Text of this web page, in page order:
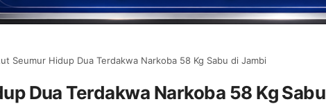
Seumur Hidup Dua Terdakwa Narkoba 58 Kg Sabu di Jambi
Dua Terdakwa Narkoba 58 Kg Sabu